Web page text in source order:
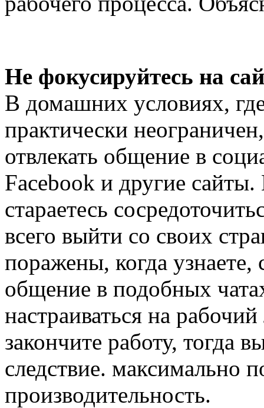
Не фокусируйтесь на
В домашних условиях,
практически
отвлекать общение в
Facebook и другие сайты.
стараетесь
всего выйти со своих
поражены, когда узнаете,
общение в подобных
настраиваться на
закончите работу, тогда
следствие. максимально
производительность.